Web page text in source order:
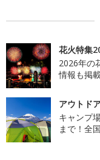
花火特集
2026年の
情報も掲
アウトド
キャンプ
まで！全